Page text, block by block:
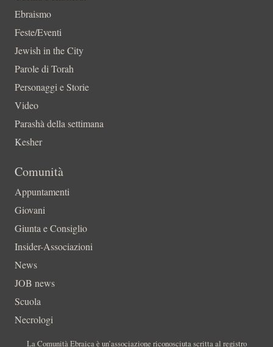
Ebraismo
Feste/Eventi
Jewish in the City
Parole di Torah
Personaggi e Storie
Video
Parashà della settimana
Kesher
Comunità
Appuntamenti
Giovani
Giunta e Consiglio
Insider-Associazioni
News
JOB news
Scuola
Necrologi
La Comunità Ebraica è un’associazione riconosciuta scritta al registro